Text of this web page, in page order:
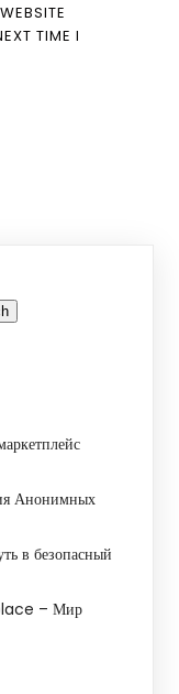
TIME I
Анонимных
в безопасный
– Мир